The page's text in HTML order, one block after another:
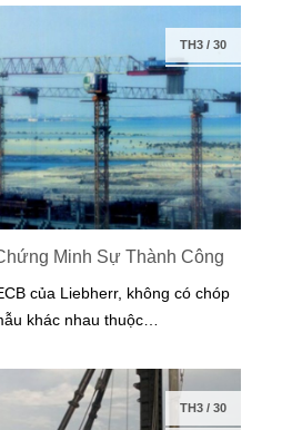
TH3/ 30
Minh Sự Thành Công
của Liebherr, không có chóp
khác nhau thuộc…
TH3/ 30